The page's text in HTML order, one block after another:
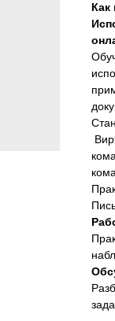
Как